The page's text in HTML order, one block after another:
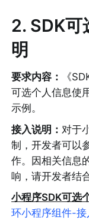
2. SDK可
明
要求内容：
《
可选个人信息使
示例。
接入说明： 对于
制，开发者可以
作。因相关信息
响，请开发者结
小程序SDK可选
环小程序组件-接